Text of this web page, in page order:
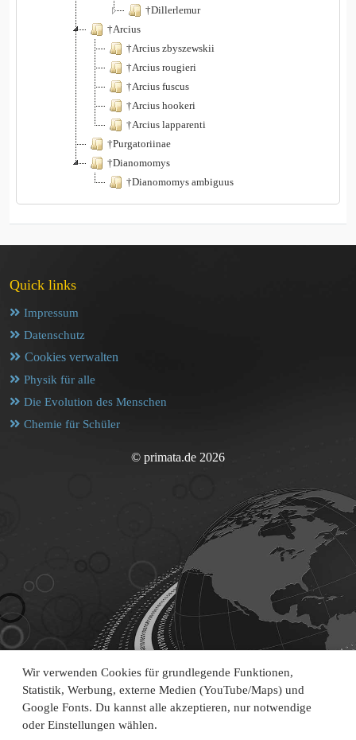
Wir verwenden Cookies für grundlegende Funktionen,
Statistik, Werbung, externe Medien (YouTube/Maps) und
Google Fonts. Du kannst alle akzeptieren, nur notwendige
oder Einstellungen wählen.
†Dillerlemur
†Arcius
†Arcius zbyszewskii
†Arcius rougieri
†Arcius fuscus
†Arcius hookeri
†Arcius lapparenti
†Purgatoriinae
†Dianomomys
†Dianomomys ambiguus
Quick links
Impressum
Datenschutz
Cookies verwalten
Physik für alle
Die Evolution des Menschen
Chemie für Schüler
© primata.de 2026